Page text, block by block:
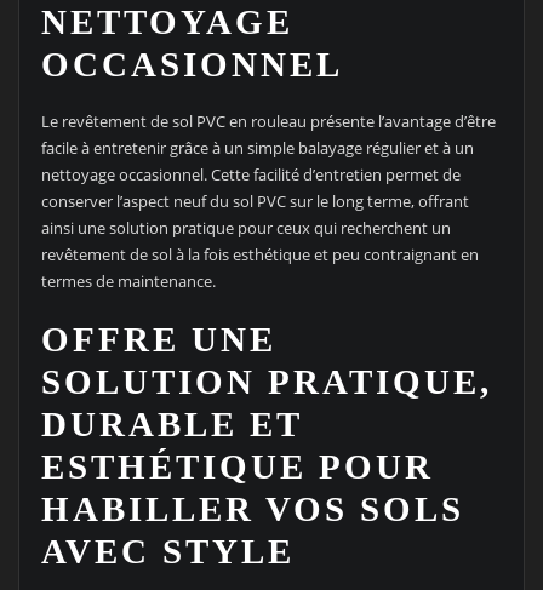
NETTOYAGE
OCCASIONNEL
Le revêtement de sol PVC en rouleau présente l’avantage d’être
facile à entretenir grâce à un simple balayage régulier et à un
nettoyage occasionnel. Cette facilité d’entretien permet de
conserver l’aspect neuf du sol PVC sur le long terme, offrant
ainsi une solution pratique pour ceux qui recherchent un
revêtement de sol à la fois esthétique et peu contraignant en
termes de maintenance.
OFFRE UNE
SOLUTION PRATIQUE,
DURABLE ET
ESTHÉTIQUE POUR
HABILLER VOS SOLS
AVEC STYLE